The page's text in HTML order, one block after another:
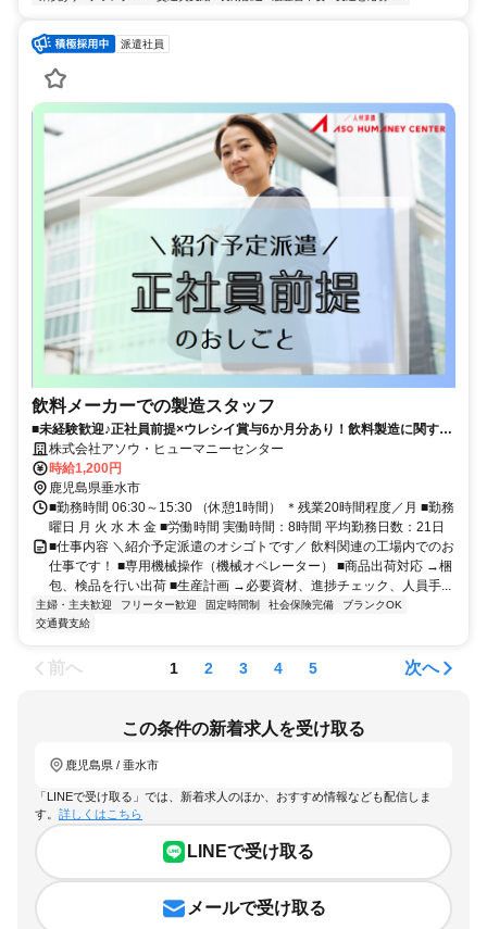
派遣社員
飲料メーカーでの製造スタッフ
■未経験歓迎♪正社員前提×ウレシイ賞与6か月分あり！飲料製造に関する
オシゴトです■定着率GOOD×丁寧なレクチャーがあり安心◎夜勤時は時
給UPでしっかり稼げます！■マイカー通勤OK！便利な無料駐車場完備で
す
株式会社アソウ・ヒューマニーセンター
時給1,200円
鹿児島県垂水市
■勤務時間 06:30～15:30 （休憩1時間） ＊残業20時間程度／月 ■勤務
曜日 月 火 水 木 金 ■労働時間 実働時間：8時間 平均勤務日数：21日
■仕事内容 ＼紹介予定派遣のオシゴトです／ 飲料関連の工場内でのお
仕事です！ ■専用機械操作（機械オペレーター） ■商品出荷対応 →梱
包、検品を行い出荷 ■生産計画 →必要資材、進捗チェック、人員手...
主婦・主夫歓迎 フリーター歓迎 固定時間制 社会保険完備
ブランクOK
交通費支給
前へ 1 2 3 4 5 次へ
この条件の新着求人を受け取る
鹿児島県 / 垂水市
「LINEで受け取る」では、新着求人のほか、おすすめ情報なども配信しま
す。 詳しくはこちら
LINEで受け取る
メールで受け取る